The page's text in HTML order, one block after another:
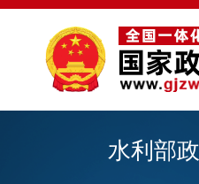
水利部